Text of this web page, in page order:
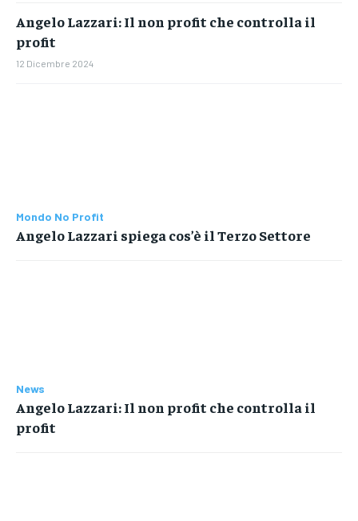
Angelo Lazzari: Il non profit che controlla il
profit
12 Dicembre 2024
Mondo No Profit
Angelo Lazzari spiega cos’è il Terzo Settore
News
Angelo Lazzari: Il non profit che controlla il
profit